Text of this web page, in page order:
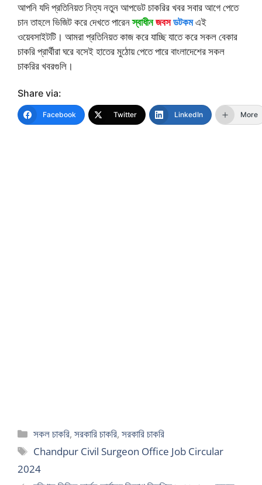
আপনি যদি প্রতিনিয়ত নিত্য নতুন আপডেট চাকরির খবর সবার আগে পেতে
চান তাহলে ভিজিট করে দেখতে পারেনস্বাধীনজবসডটকমএই
ওয়েবসাইটটি। আমরা প্রতিনিয়ত কাজ করে যাচ্ছি যাতে করে সকল বেকার
চাকরি প্রার্থীরা ঘরে বসেই হাতের মুঠোয় পেতে পারে বাংলাদেশের সকল
চাকরির খবরগুলি।
Share via:
Facebook Twitter LinkedIn More
Categories
সকল চাকরি,সরকারি চাকরি,সরকারি চাকরি
Tags
Chandpur Civil Surgeon Office Job Circular
2024